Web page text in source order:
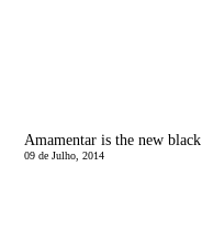
Amamentar is the new black
09 de Julho, 2014